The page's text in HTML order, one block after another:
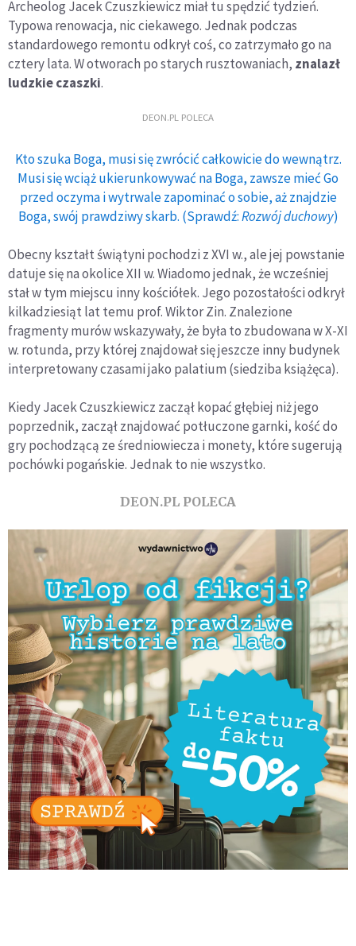
Archeolog Jacek Czuszkiewicz miał tu spędzić tydzień.
Typowa renowacja, nic ciekawego. Jednak podczas
standardowego remontu odkrył coś, co zatrzymało go na
cztery lata. W otworach po starych rusztowaniach, znalazł
ludzkie czaszki.
DEON.PL POLECA
Kto szuka Boga, musi się zwrócić całkowicie do wewnątrz.
Musi się wciąż ukierunkowywać na Boga, zawsze mieć Go
przed oczyma i wytrwale zapominać o sobie, aż znajdzie
Boga, swój prawdziwy skarb. (Sprawdź:Rozwój duchowy)
Obecny kształt świątyni pochodzi z XVI w., ale jej powstanie
datuje się na okolice XII w. Wiadomo jednak, że wcześniej
stał w tym miejscu inny kościółek. Jego pozostałości odkrył
kilkadziesiąt lat temu prof. Wiktor Zin. Znalezione
fragmenty murów wskazywały, że była to zbudowana w X-XI
w. rotunda, przy której znajdował się jeszcze inny budynek
interpretowany czasami jako palatium (siedziba książęca).
Kiedy Jacek Czuszkiewicz zaczął kopać głębiej niż jego
poprzednik, zaczął znajdować potłuczone garnki, kość do
gry pochodzącą ze średniowiecza i monety, które sugerują
pochówki pogańskie. Jednak to nie wszystko.
DEON.PL POLECA